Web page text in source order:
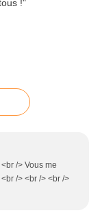
/> Vous me
/> <br /> <br />